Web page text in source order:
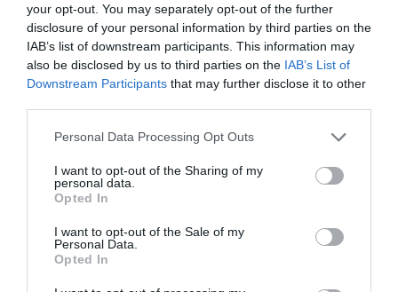
your opt-out. You may separately opt-out of the further
disclosure of your personal information by third parties on the
IAB’s list of downstream participants. This information may
also be disclosed by us to third parties on the IAB’s List of
Downstream Participants that may further disclose it to other
Please note that this website/app uses one or more Google
not limited to your visit or usage behaviour. You may click to
grant or deny consent to Google and its third-party tags to
use your data for below specified purposes in below Google
consent section.
Personal Data Processing Opt Outs
I want to opt-out of the Sharing of my
personal data.
Opted In
I want to opt-out of the Sale of my
Personal Data.
Opted In